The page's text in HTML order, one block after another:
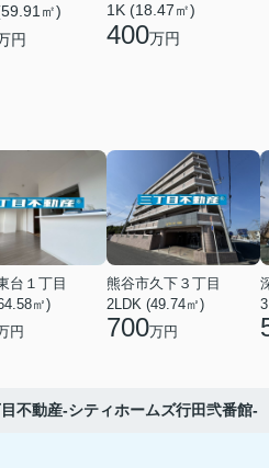
㎡)
円
1K (18.47㎡)
400万円
台１丁目
㎡)
円
熊谷市久下３丁目
2LDK (49.74㎡)
700万円
不動産-シティホームズ行田弐番館-